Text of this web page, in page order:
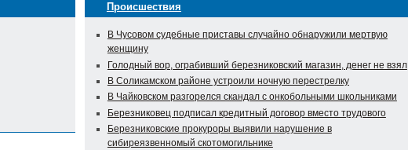
Происшествия
В Чусовом судебные приставы случайно обнаружили мертвую
женщину
Голодный вор, ограбивший березниковский магазин, денег не взял
В Соликамском районе устроили ночную перестрелку
В Чайковском разгорелся скандал с онкобольными школьниками
Березниковец подписал кредитный договор вместо трудового
Березниковские прокуроры выявили нарушение в
сибиреязвенномый скотомогильнике